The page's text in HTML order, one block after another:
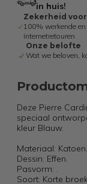
in huis!
Zekerheid
100% werkende
internetretouren
Onze belofte
Wat we beloven,
Deze Pierre
speciaal
kleur Blauw.
Materiaal: Katoen.
Dessin: Effen.
Pasvorm: .
Soort: Korte